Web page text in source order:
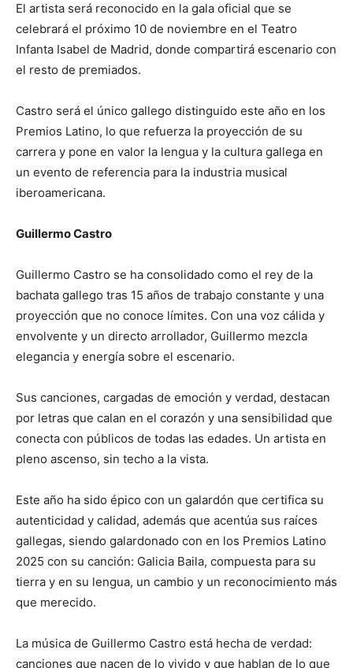
El artista será reconocido en la gala oficial que se
celebrará el próximo 10 de noviembre en el Teatro
Infanta Isabel de Madrid, donde compartirá escenario con
el resto de premiados.
Castro será el único gallego distinguido este año en los
Premios Latino, lo que refuerza la proyección de su
carrera y pone en valor la lengua y la cultura gallega en
un evento de referencia para la industria musical
iberoamericana.
Guillermo Castro
Guillermo Castro se ha consolidado como el rey de la
bachata gallego tras 15 años de trabajo constante y una
proyección que no conoce límites. Con una voz cálida y
envolvente y un directo arrollador, Guillermo mezcla
elegancia y energía sobre el escenario.
Sus canciones, cargadas de emoción y verdad, destacan
por letras que calan en el corazón y una sensibilidad que
conecta con públicos de todas las edades. Un artista en
pleno ascenso, sin techo a la vista.
Este año ha sido épico con un galardón que certifica su
autenticidad y calidad, además que acentúa sus raíces
gallegas, siendo galardonado con en los Premios Latino
2025 con su canción: Galicia Baila, compuesta para su
tierra y en su lengua, un cambio y un reconocimiento más
que merecido.
La música de Guillermo Castro está hecha de verdad:
canciones que nacen de lo vivido y que hablan de lo que